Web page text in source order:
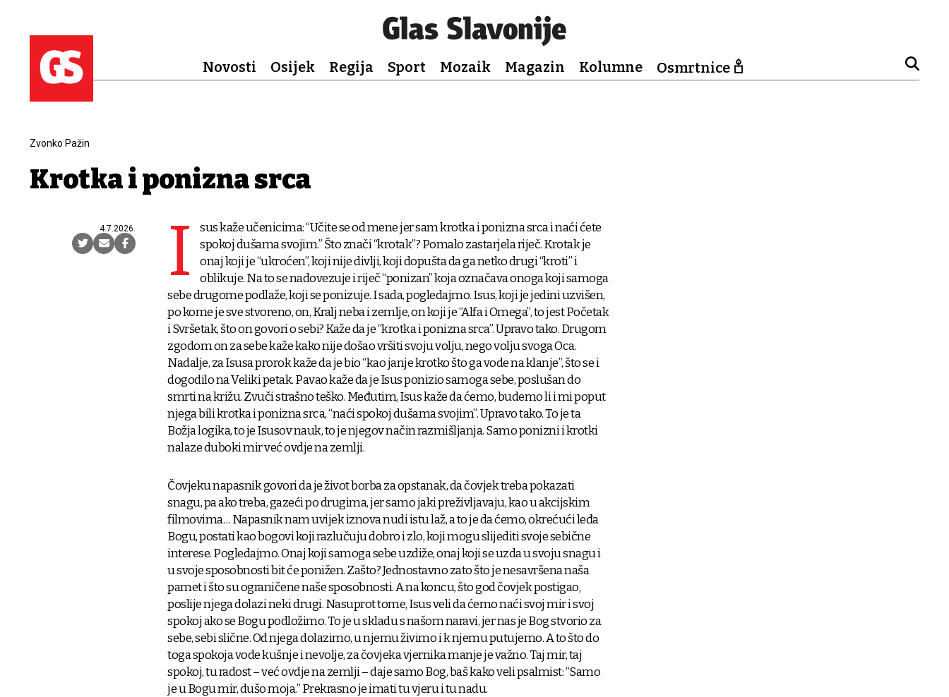
Novosti Osijek Regija Sport Mozaik Magazin Kolumne Osmrtnice
Zvonko Pažin
Krotka i ponizna srca
4.7.2026. I
sus kaže učenicima: “Učite se od mene jer sam krotka i ponizna srca i naći ćete
spokoj dušama svojim.” Što znači “krotak”? Pomalo zastarjela riječ. Krotak je
onaj koji je “ukroćen”, koji nije divlji, koji dopušta da ga netko drugi “kroti” i
oblikuje. Na to se nadovezuje i riječ “ponizan” koja označava onoga koji samoga
sebe drugome podlaže, koji se ponizuje. I sada, pogledajmo. Isus, koji je jedini uzvišen,
po kome je sve stvoreno, on, Kralj neba i zemlje, on koji je “Alfa i Omega”, to jest Početak
i Svršetak, što on govori o sebi? Kaže da je “krotka i ponizna srca”. Upravo tako. Drugom
zgodom on za sebe kaže kako nije došao vršiti svoju volju, nego volju svoga Oca.
Nadalje, za Isusa prorok kaže da je bio “kao janje krotko što ga vode na klanje”, što se i
dogodilo na Veliki petak. Pavao kaže da je Isus ponizio samoga sebe, poslušan do
smrti na križu. Zvuči strašno teško. Međutim, Isus kaže da ćemo, budemo li i mi poput
njega bili krotka i ponizna srca, “naći spokoj dušama svojim”. Upravo tako. To je ta
Božja logika, to je Isusov nauk, to je njegov način razmišljanja. Samo ponizni i krotki
nalaze duboki mir već ovdje na zemlji.
Čovjeku napasnik govori da je život borba za opstanak, da čovjek treba pokazati
snagu, pa ako treba, gazeći po drugima, jer samo jaki preživljavaju, kao u akcijskim
filmovima… Napasnik nam uvijek iznova nudi istu laž, a to je da ćemo, okrećući leđa
Bogu, postati kao bogovi koji razlučuju dobro i zlo, koji mogu slijediti svoje sebične
interese. Pogledajmo. Onaj koji samoga sebe uzdiže, onaj koji se uzda u svoju snagu i
u svoje sposobnosti bit će ponižen. Zašto? Jednostavno zato što je nesavršena naša
pamet i što su ograničene naše sposobnosti. A na koncu, što god čovjek postigao,
poslije njega dolazi neki drugi. Nasuprot tome, Isus veli da ćemo naći svoj mir i svoj
spokoj ako se Bogu podložimo. To je u skladu s našom naravi, jer nas je Bog stvorio za
sebe, sebi slične. Od njega dolazimo, u njemu živimo i k njemu putujemo. A to što do
toga spokoja vode kušnje i nevolje, za čovjeka vjernika manje je važno. Taj mir, taj
spokoj, tu radost – već ovdje na zemlji – daje samo Bog, baš kako veli psalmist: “Samo
je u Bogu mir, dušo moja.” Prekrasno je imati tu vjeru i tu nadu.